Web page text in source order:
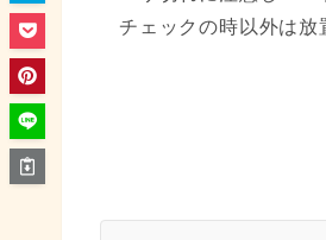
チェックの時以外は放